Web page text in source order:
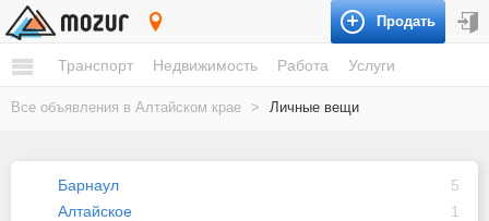
Продать
Транспорт Недвижимость Работа Услуги
Все объявления в Алтайском крае > Личные вещи
Барнаул
5
Алтайское
1